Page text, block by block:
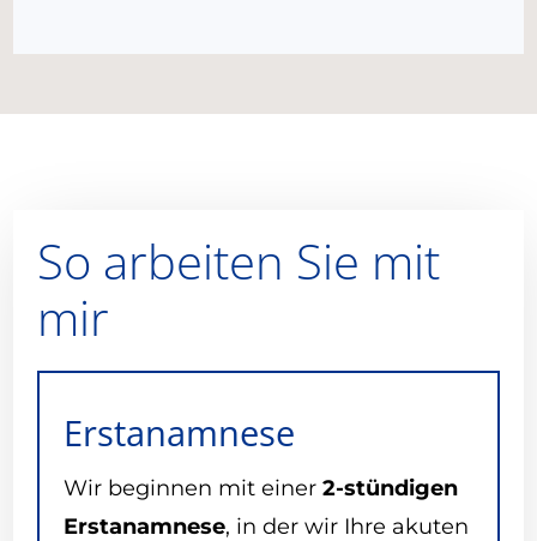
So arbeiten Sie mit
mir
Erstanamnese
Wir beginnen mit einer2-stündigen
Erstanamnese, in der wir Ihre akuten